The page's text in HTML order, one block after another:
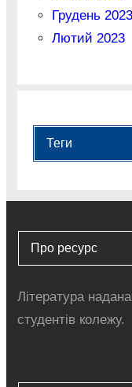
Грудень 2023
Лютий 2023
Теги
Про ресурс
Література
студентів колежу.